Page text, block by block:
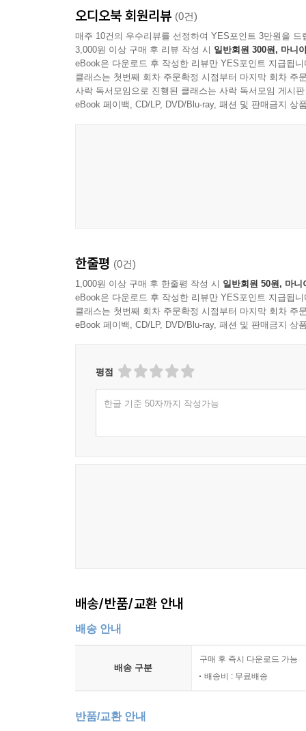
‘감정 디자인(Emotion by Design)’이란 사람들에
기업에서 광고를 만드는 건 마케팅의 일환으로
정교하게 설계한 이미지로 소비자의 감정을 장악
약 30년간 나이키 마케팅을 이끌며 조직에 창조
수많은 광고와 이미지 마케팅 경험을 정확히 관통
나이키의 모든 마케팅 부서를 지휘하는 최고마케
가장 먼저 한 일은 팀의 이름을 바꾸는 것이었다.
경쟁사에서 천문학적인 돈을 들여 온갖 곳에 광
집중했다.
출장 요리 등에 1만 달러가 훌쩍 넘는 돈을 쓰는
돈이 필요하지 않다. 브랜드와 고객 사이의 유대
회사도 브랜딩을 통해 수천 명의 직원을 거느린
나이키의 마케터는 숫자로 일하지 않는다. 그
“소비자는 어떤 영화로 걸어 들어온 것일까? 그들
감각을 사로잡는, 그리고 더 중요하게는 소비자가
오디오북 회원리뷰 (0건)
매주 10건의 우수리뷰를 선정하여 YES포인트 3만원을 드
3,000원 이상 구매 후 리뷰 작성 시 일반회원 300원, 마니
eBook은 다운로드 후 작성한 리뷰만 YES포인트 지급됩니
클래스는 첫번째 회차 주문확정 시점부터 마지막 회차 주
사락 독서모임으로 진행된 클래스는 사락 독서모임 게시
eBook 페이백, CD/LP, DVD/Blu-ray, 패션 및 판매금지 상
한줄평 (0건)
1,000원 이상 구매 후 한줄평 작성 시 일반회원 50원, 마니
eBook은 다운로드 후 작성한 리뷰만 YES포인트 지급됩니
클래스는 첫번째 회차 주문확정 시점부터 마지막 회차 주
eBook 페이백, CD/LP, DVD/Blu-ray, 패션 및 판매금지 상
평점
한글 기준 50자까지 작성가능
배송/반품/교환 안내
배송 안내
배송 구분
구매 후 즉시 다운로드 가능
배송비 : 무료배송
반품/교환 안내